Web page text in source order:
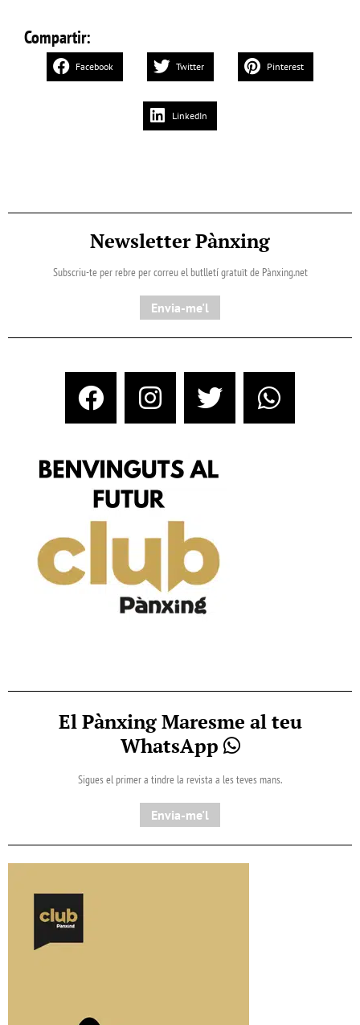
Compartir:
Facebook Twitter Pinterest
LinkedIn
Newsletter Pànxing
Subscriu-te per rebre per correu el butlletí gratuït de Pànxing.net​
Envia-me'l
El Pànxing Maresme al teu
WhatsApp
Sigues el primer a tindre la revista a les teves mans.
Envia-me'l